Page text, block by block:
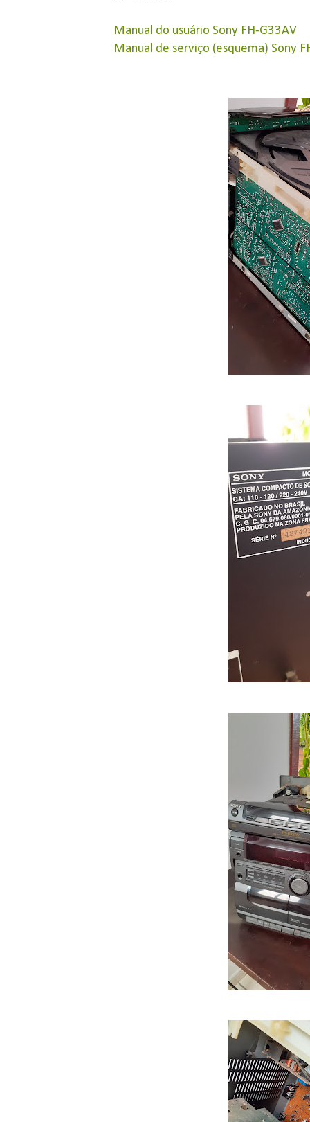
Manual do usuário Sony FH-G33AV
Manual de serviço (esquema) Sony